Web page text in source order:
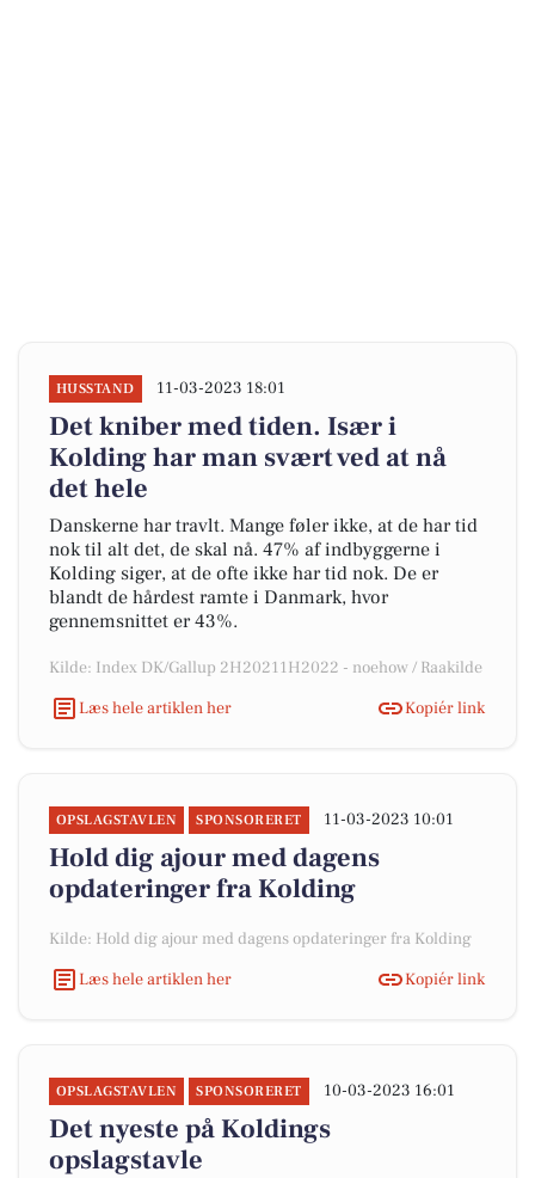
HUSSTAND 11-03-2023 18:01
Det kniber med tiden. Især i
Kolding har man svært ved at nå
det hele
Danskerne har travlt. Mange føler ikke, at de har tid
nok til alt det, de skal nå. 47% af indbyggerne i
Kolding siger, at de ofte ikke har tid nok. De er
blandt de hårdest ramte i Danmark, hvor
gennemsnittet er 43%.
Kilde: Index DK/Gallup 2H20211H2022 - noehow / Raakilde
Læs hele artiklen her
Kopiér link
OPSLAGSTAVLEN SPONSORERET 11-03-2023 10:01
Hold dig ajour med dagens
opdateringer fra Kolding
Kilde: Hold dig ajour med dagens opdateringer fra Kolding
Læs hele artiklen her
Kopiér link
OPSLAGSTAVLEN SPONSORERET 10-03-2023 16:01
Det nyeste på Koldings
opslagstavle